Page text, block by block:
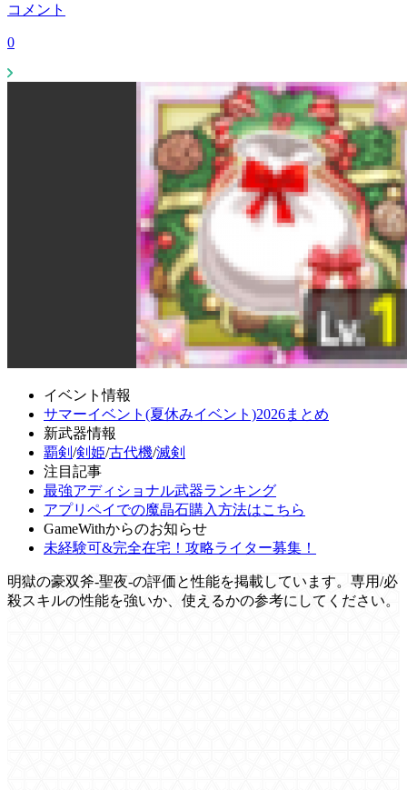
コメント
0
イベント情報
サマーイベント(夏休みイベント)2026まとめ
新武器情報
覇剣 /剣姫/古代機/滅剣
注目記事
最強アディショナル武器ランキング
アプリペイでの魔晶石購入方法はこちら
GameWithからのお知らせ
未経験可&完全在宅！攻略ライター募集！
明獄の豪双斧-聖夜-の評価と性能を掲載しています。専用/必
殺スキルの性能を強いか、使えるかの参考にしてください。